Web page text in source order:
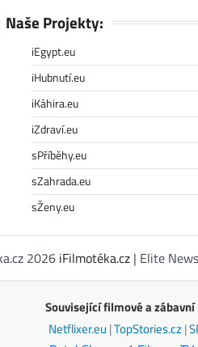
Naše Projekty:
iEgypt.eu
iHubnutí.eu
iKáhira.eu
iZdraví.eu
sPříběhy.eu
sZahrada.eu
sŽeny.eu
2026 iFilmotéka.cz| Elite
Související filmové a
Netflixer.eu |TopStories.cz|